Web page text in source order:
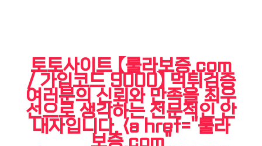
토토사이트 【룰라보증.com
/ 가입코드 9000】 먹튀검증
여러분의 신뢰와 만족을 최우
선으로 생각하는 전문적인 안
내자입니다. <a href="룰라
보증.com"